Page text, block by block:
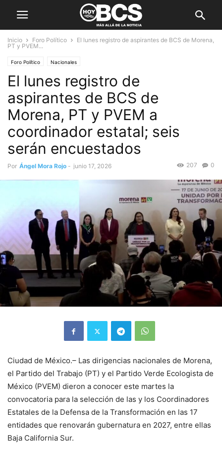
Inicio Foro Político
El lunes registro de aspirantes de BCS de Morena,
PT y PVEM...
Foro Político Nacionales
El lunes registro de
aspirantes de BCS de
Morena, PT y PVEM a
coordinador estatal; seis
serán encuestados
Por Ángel Mora Rojo - junio 17, 2026 0
207
Ciudad de México.– Las dirigencias nacionales de Morena,
el Partido del Trabajo (PT) y el Partido Verde Ecologista de
México (PVEM) dieron a conocer este martes la
convocatoria para la selección de las y los Coordinadores
Estatales de la Defensa de la Transformación en las 17
entidades que renovarán gubernatura en 2027, entre ellas
Baja California Sur.